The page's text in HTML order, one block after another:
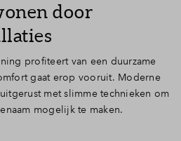
door
profiteert van een duurzame
gaat erop vooruit. Moderne
met slimme technieken om
mogelijk te maken.